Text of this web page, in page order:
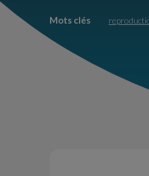
Mots clés